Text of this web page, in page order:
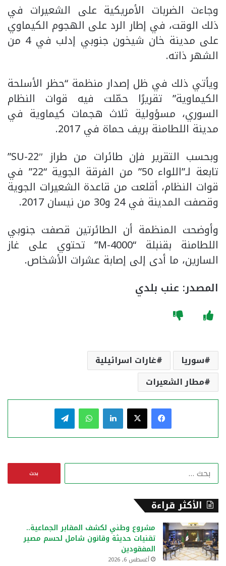
وجاءت الضربات الأمريكية على الشعيرات في
ذلك الوقت، في إطار الرد على الهجوم الكيماوي
على مدينة خان شيخون جنوبي إدلب في 4 من
الشهر ذاته.
ويأتي ذلك في ظل إصدار منظمة “حظر الأسلحة
الكيماوية” تقريرًا حمّلت فيه قوات النظام
السوري، مسؤولية ثلاث هجمات كيماوية في
مدينة اللطامنة بريف حماة في 2017.
وبحسب التقرير فإن طائرات من طراز SU-22″”
تابعة لـ”اللواء 50” من الفرقة الجوية “22” في
قوات النظام، أقلعت من قاعدة الشعيرات الجوية
وقصفت المدينة في 24 و30 من نيسان 2017.
وأوضحت المنظمة أن الطائرتين قصفت جنوبي
اللطامنة بقنبلة “M-4000” تحتوي على غاز
السارين، ما أدى إلى إصابة عشرات الأشخاص.
المصدر: عنب بلدي
سوريا
غارات اسرائيلية
مطار الشعيرات
فيسبوك لينكدإن واتساب
ن
الأكثر قراءة
مشروع وطني لكشف المقابر الجماعية..
تقنيات حديثة وقانون شامل لحسم مصير
المفقودين
أغسطس 6, 2026